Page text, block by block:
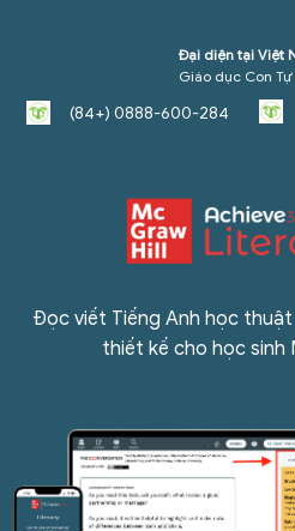
Đọc viết Tiếng Anh học
thiết kế cho học sinh
Đại diện tại Việt
Giáo dục Con
(84+) 0888-600-284